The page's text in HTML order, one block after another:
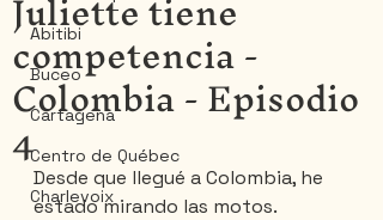
Abitibi
Buceo
Cartagena
Centro de Québec
Charlevoix
competencia -
Colombia - Episodio
4Desde que llegué a Colombia, he
estado mirando las motos.